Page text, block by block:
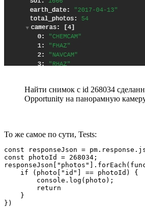
Найти снимок с id 268034
Opportunity на панорамную
То же самое по сути, Tests:
const responseJson =
const photoId = 268034;
    if (photo["id"] == photoId) {
        console.log(photo);
        return
    }
})